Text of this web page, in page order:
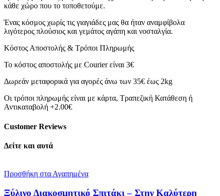
κάθε χώρο που το τοποθετούμε.
Ένας κόσμος χωρίς τις γιαγιάδες μας θα ήταν αναμφίβολα
λιγότερος πλούσιος και γεμάτος αγάπη και νοσταλγία.
Κόστος Αποστολής & Τρόποι Πληρωμής
Το κόστος αποστολής με Courier είναι 3€
Δωρεάν μεταφορικά για αγορές άνω των 35€ έως 2kg
Οι τρόποι πληρωμής είναι με κάρτα, Τραπεζική Κατάθεση ή
Αντικαταβολή +2.00€
Customer Reviews
Δείτε και αυτά
Προσθήκη στα Αγαπημένα
Ξύλινο Διακοσμητικό Σπιτάκι – Στην Καλύτερη